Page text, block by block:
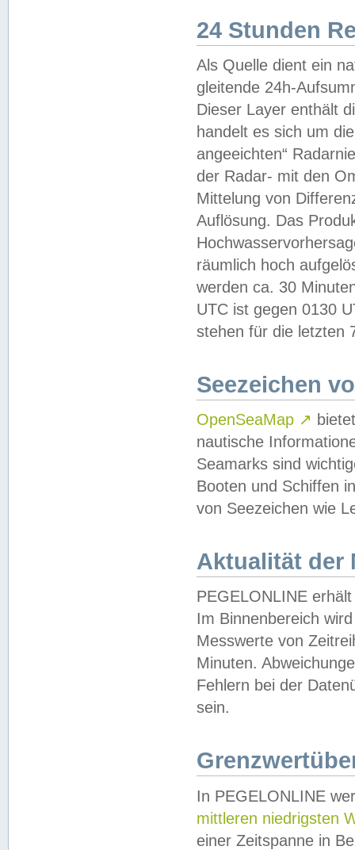
24 Stunden
Als Quelle dient ein
gleitende 24h-
Dieser Layer enthält
handelt es sich um
angeeichten“
der Radar- mit den
Mittelung von
Auflösung. Das
räumlich hoch
werden ca. 30
UTC ist gegen 0130
stehen für die letzten
Seezeichen
OpenSeaMap ↗
nautische
Seamarks sind
Booten und Schiffen
von Seezeichen wie
Aktualität der
PEGELONLINE
Im Binnenbereich
Messwerte von
Minuten.
Fehlern bei der
sein.
In PEGELONLINE
mittleren niedrigsten
einer Zeitspanne in